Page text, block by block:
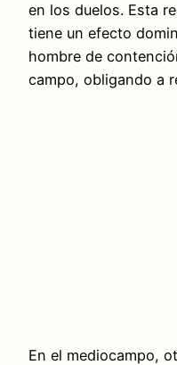
en los duelos. Esta
tiene un efecto
hombre de
campo, obligando a
En el mediocampo,